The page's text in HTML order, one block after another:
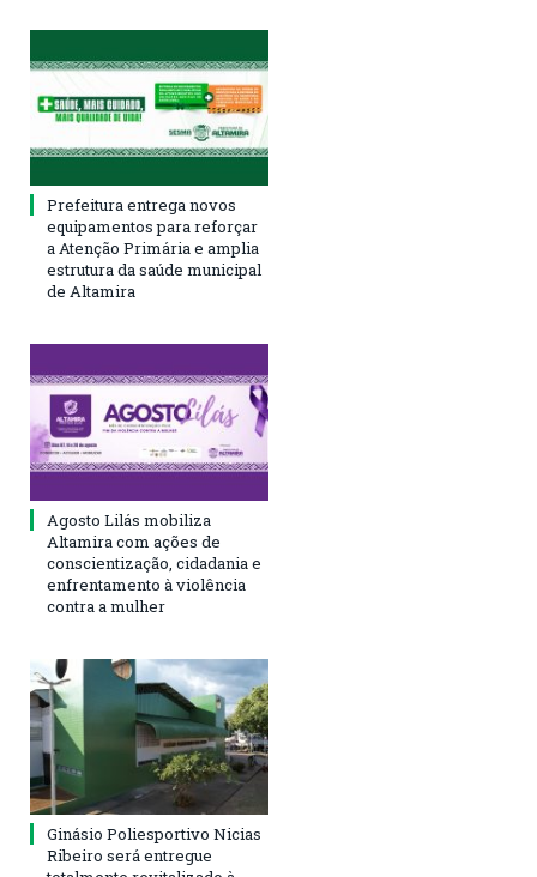
Prefeitura entrega novos
equipamentos para reforçar
a Atenção Primária e amplia
estrutura da saúde municipal
de Altamira
Agosto Lilás mobiliza
Altamira com ações de
conscientização, cidadania e
enfrentamento à violência
contra a mulher
Ginásio Poliesportivo Nicias
Ribeiro será entregue